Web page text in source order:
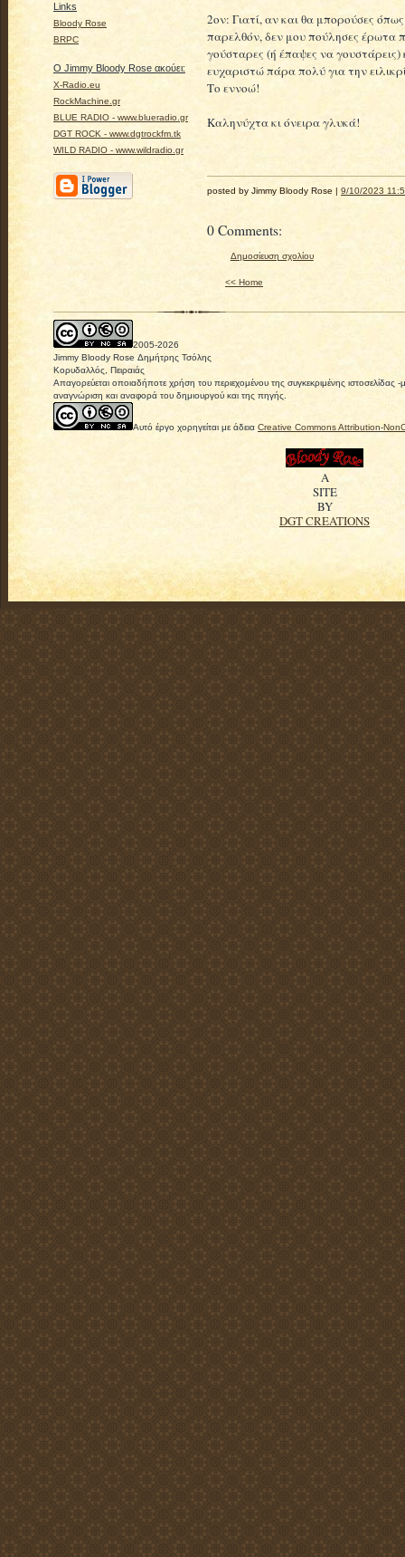
Links
Bloody Rose
BRPC
Ο Jimmy Bloody Rose ακούει:
X-Radio.eu
RockMachine.gr
BLUE RADIO - www.blueradio.gr
DGT ROCK - www.dgtrockfm.tk
WILD RADIO - www.wildradio.gr
2ον: Γιατί, αν και θα μπορούσες
παρελθόν, δεν μου πούλησες έρωτα
γούσταρες (ή έπαψες να γουστάρεις)
ευχαριστώ πάρα πολύ για την
Το εννοώ!
Καληνύχτα κι όνειρα γλυκά!
posted by Jimmy Bloody Rose | 9/10/2023
0 Comments:
Δημοσίευση σχολίου
<< Home
2005-2026
Jimmy Bloody Rose Δημήτρης Τσόλης
Κορυδαλλός, Πειραιάς
Απαγορεύεται οποιαδήποτε χρήση του περιεχομένου της συγκεκριμένης
αναγνώριση και αναφορά του δημιουργού και της πηγής.
Αυτό έργο χορηγείται με άδεια Creative Commons Attribution-
A
SITE
BY
DGT CREATIONS